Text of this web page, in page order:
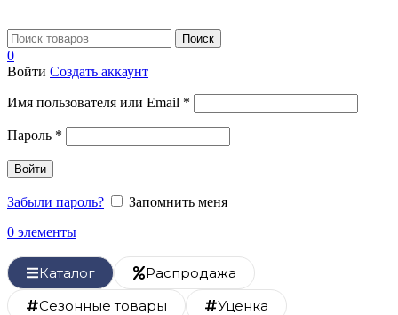
Поиск
0
Войти Создать аккаунт
Имя пользователя или Email *
Пароль *
Войти
Забыли пароль?
Запомнить меня
0 элементы
Каталог
Распродажа
Сезонные товары
Уценка